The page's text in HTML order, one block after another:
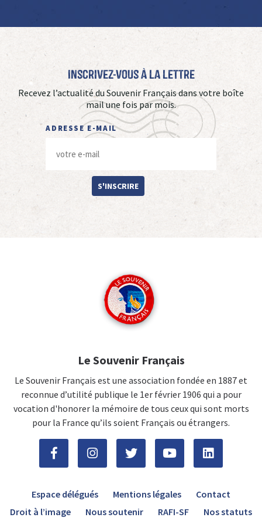
Inscrivez-vous à La Lettre
Recevez l’actualité du Souvenir Français dans votre boîte
mail une fois par mois.
ADRESSE E-MAIL
S'INSCRIRE
Le Souvenir Français
Le Souvenir Français est une association fondée en 1887 et
reconnue d’utilité publique le 1er février 1906 qui a pour
vocation d'honorer la mémoire de tous ceux qui sont morts
pour la France qu’ils soient Français ou étrangers.
Espace délégués Mentions légales
Contact
Droit à l’image
Nous soutenir RAFI-SF Nos statuts